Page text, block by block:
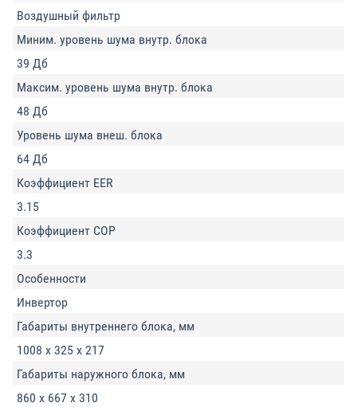
Воздушный фильтр
Миним. уровень шума внутр. блока
39 Дб
Максим. уровень шума внутр. блока
48 Дб
Уровень шума внеш. блока
64 Дб
Коэффициент EER
3.15
Коэффициент COP
3.3
Особенности
Инвертор
Габариты внутреннего блока, мм
1008 x 325 x 217
Габариты наружного блока, мм
860 х 667 х 310